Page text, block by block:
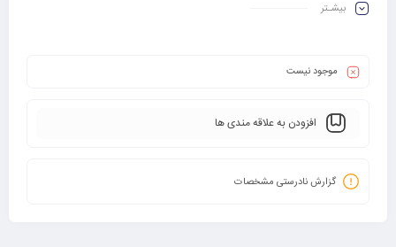
موجود نیست
افزودن به علاقه مندی ها
گزارش نادرستی مشخصات
بیشـتر